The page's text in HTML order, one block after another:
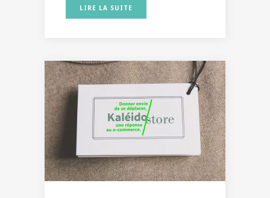
LIRE LA SUITE